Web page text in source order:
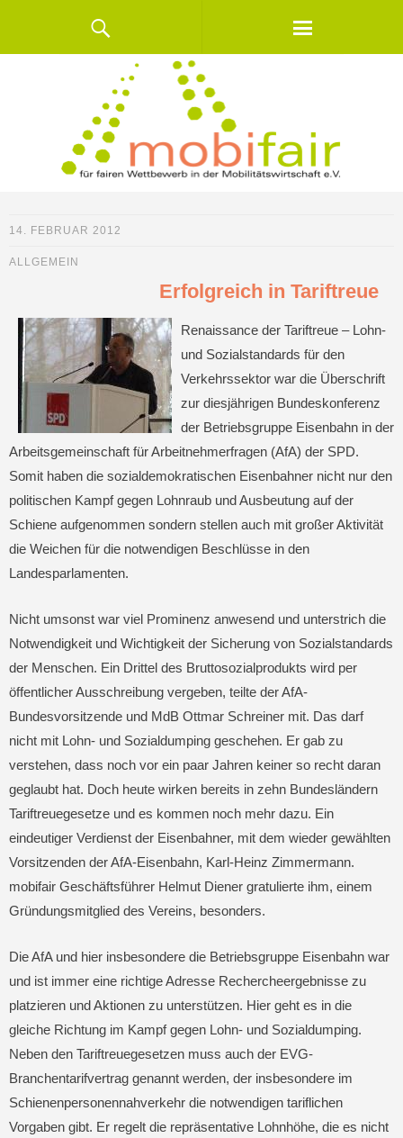
14. FEBRUAR 2012
ALLGEMEIN
Erfolgreich in Tariftreue
Renaissance der Tariftreue – Lohn-
und Sozialstandards für den
Verkehrssektor war die Überschrift
zur diesjährigen Bundeskonferenz
der Betriebsgruppe Eisenbahn in der
Arbeitsgemeinschaft für Arbeitnehmerfragen (AfA) der SPD.
Somit haben die sozialdemokratischen Eisenbahner nicht nur den
politischen Kampf gegen Lohnraub und Ausbeutung auf der
Schiene aufgenommen sondern stellen auch mit großer Aktivität
die Weichen für die notwendigen Beschlüsse in den
Landesparlamenten.
Nicht umsonst war viel Prominenz anwesend und unterstrich die
Notwendigkeit und Wichtigkeit der Sicherung von Sozialstandards
der Menschen. Ein Drittel des Bruttosozialprodukts wird per
öffentlicher Ausschreibung vergeben, teilte der AfA-
Bundesvorsitzende und MdB Ottmar Schreiner mit. Das darf
nicht mit Lohn- und Sozialdumping geschehen. Er gab zu
verstehen, dass noch vor ein paar Jahren keiner so recht daran
geglaubt hat. Doch heute wirken bereits in zehn Bundesländern
Tariftreuegesetze und es kommen noch mehr dazu. Ein
eindeutiger Verdienst der Eisenbahner, mit dem wieder gewählten
Vorsitzenden der AfA-Eisenbahn, Karl-Heinz Zimmermann.
mobifair Geschäftsführer Helmut Diener gratulierte ihm, einem
Gründungsmitglied des Vereins, besonders.
Die AfA und hier insbesondere die Betriebsgruppe Eisenbahn war
und ist immer eine richtige Adresse Rechercheergebnisse zu
platzieren und Aktionen zu unterstützen. Hier geht es in die
gleiche Richtung im Kampf gegen Lohn- und Sozialdumping.
Neben den Tariftreuegesetzen muss auch der EVG-
Branchentarifvertrag genannt werden, der insbesondere im
Schienenpersonennahverkehr die notwendigen tariflichen
Vorgaben gibt. Er regelt die repräsentative Lohnhöhe, die es nicht